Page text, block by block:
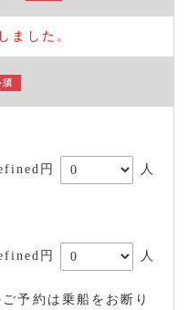
ました。
須
円 人
円 人
予約は乗船をお断り